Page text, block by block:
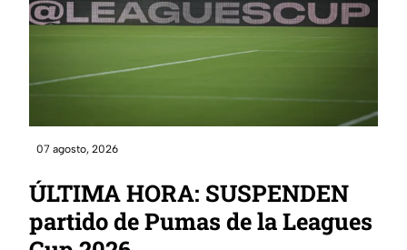
07 agosto, 2026
ÚLTIMA HORA: SUSPENDEN
partido de Pumas de la Leagues